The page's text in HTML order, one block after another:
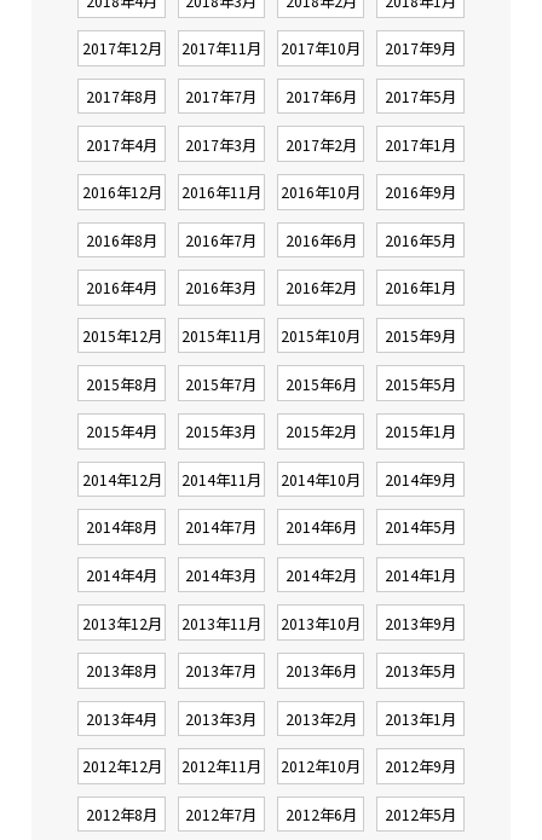
2017年12月 2017年11月 2017年10月 2017年9月
2017年8月 2017年7月 2017年6月 2017年5月
2017年4月 2017年3月 2017年2月 2017年1月
2016年12月 2016年11月 2016年10月 2016年9月
2016年8月 2016年7月 2016年6月 2016年5月
2016年4月 2016年3月 2016年2月 2016年1月
2015年12月 2015年11月 2015年10月 2015年9月
2015年8月 2015年7月 2015年6月 2015年5月
2015年4月 2015年3月 2015年2月 2015年1月
2014年12月 2014年11月 2014年10月 2014年9月
2014年8月 2014年7月 2014年6月 2014年5月
2014年4月 2014年3月 2014年2月 2014年1月
2013年12月 2013年11月 2013年10月 2013年9月
2013年8月 2013年7月 2013年6月 2013年5月
2013年4月 2013年3月 2013年2月 2013年1月
2012年12月 2012年11月 2012年10月 2012年9月
2012年8月 2012年7月 2012年6月 2012年5月